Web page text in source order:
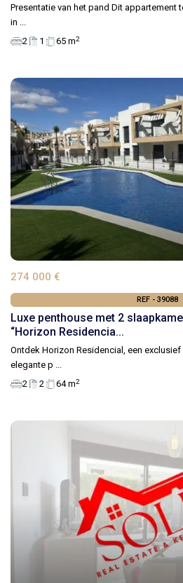
Presentatie van het pand Dit appartement
in ...
2
1 65 m2
274 000 €
REF - 39088
Luxe penthouse met 2
“Horizon Residencia...
Ontdek Horizon Residencial, een
elegante p ...
2
2 64 m2